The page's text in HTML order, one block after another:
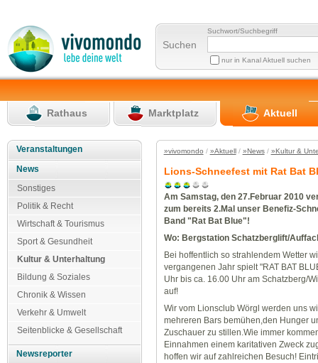
Suchen
Suchwort/Suchbegriff
nur in Kanal Aktuell suchen
Rathaus Marktplatz Aktuell
Veranstaltungen
News
Sonstiges
Politik & Recht
Wirtschaft & Tourismus
Sport & Gesundheit
Kultur & Unterhaltung
Bildung & Soziales
Chronik & Wissen
Verkehr & Umwelt
Seitenblicke & Gesellschaft
Newsreporter
»vivomondo / »Aktuell/ »News/ »Kultur &
Lions-Schneefest mit Rat Bat
Am Samstag, den 27.Februar 2010
zum bereits 2.Mal unser Benefiz-
Band "Rat Bat Blue"!
Wo: Bergstation Schatzberglift/
Bei hoffentlich so strahlendem Wetter
vergangenen Jahr spielt "RAT BAT
Uhr bis ca. 16.00 Uhr am Schatzberg/
auf!
Wir vom Lionsclub Wörgl werden uns
mehreren Bars bemühen,den Hunger
Zuschauer zu stillen.Wie immer
Einnahmen einem karitativen Zweck
hoffen wir auf zahlreichen Besuch!